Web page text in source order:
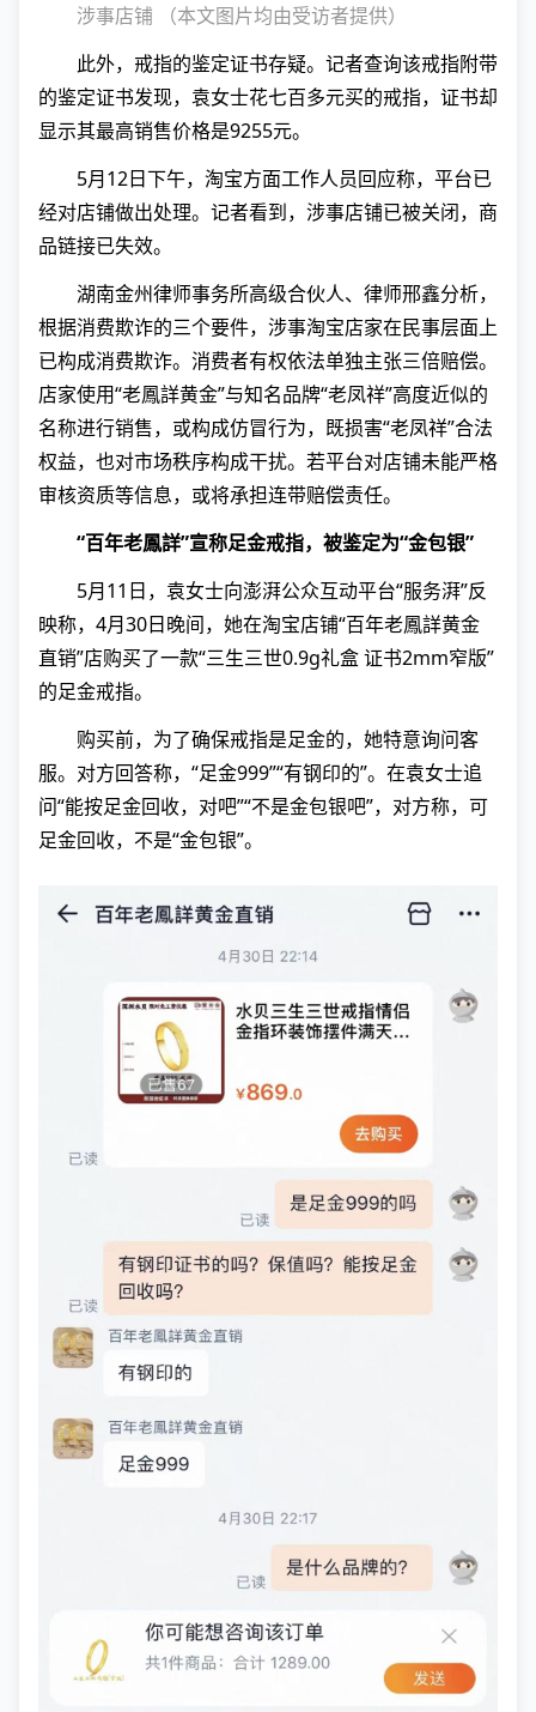
涉事店铺 （本文图片均由受访者提供）
此外，戒指的鉴定证书存疑。记者查询该戒指附带
的鉴定证书发现，袁女士花七百多元买的戒指，证书却
显示其最高销售价格是9255元。
5月12日下午，淘宝方面工作人员回应称，平台已
经对店铺做出处理。记者看到，涉事店铺已被关闭，商
品链接已失效。
湖南金州律师事务所高级合伙人、律师邢鑫分析，
根据消费欺诈的三个要件，涉事淘宝店家在民事层面上
已构成消费欺诈。消费者有权依法单独主张三倍赔偿。
店家使用“老鳳詳黄金”与知名品牌“老凤祥”高度近似的
名称进行销售，或构成仿冒行为，既损害“老凤祥”合法
权益，也对市场秩序构成干扰。若平台对店铺未能严格
审核资质等信息，或将承担连带赔偿责任。
“百年老鳳詳”宣称足金戒指，被鉴定为“金包银”
5月11日，袁女士向澎湃公众互动平台“服务湃”反
映称，4月30日晚间，她在淘宝店铺“百年老鳳詳黄金
直销”店购买了一款“三生三世0.9g礼盒 证书2mm窄版”
的足金戒指。
购买前，为了确保戒指是足金的，她特意询问客
服。对方回答称，“足金999”“有钢印的”。在袁女士追
问“能按足金回收，对吧”“不是金包银吧”，对方称，可
足金回收，不是“金包银”。